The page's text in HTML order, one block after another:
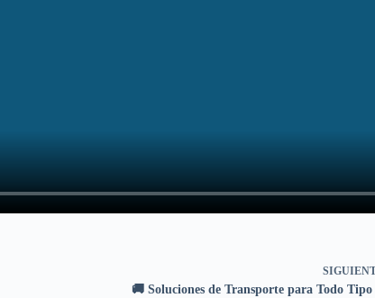
🚚 Soluciones de Transporte para Todo